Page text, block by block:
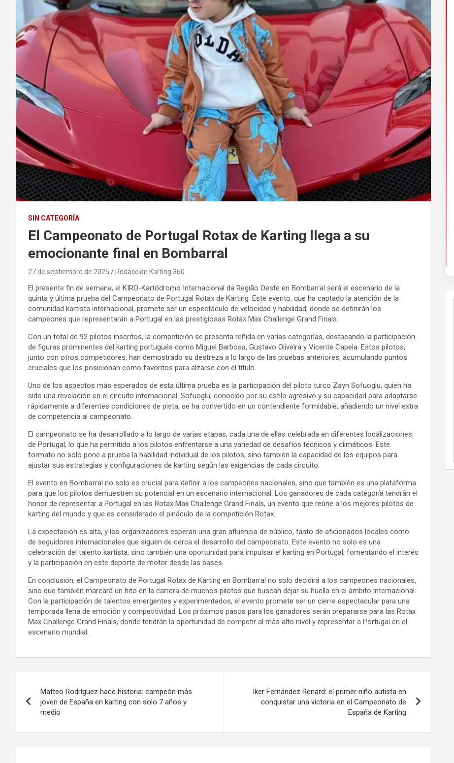
SIN CATEGORÍA
El Campeonato de Portugal Rotax de Karting llega a su
emocionante final en Bombarral
27 de septiembre de 2025 Redacción Karting 360
El presente fin de semana, el KIRO-Kartódromo Internacional da Região Oeste en Bombarral será el escenario de la
quinta y última prueba del Campeonato de Portugal Rotax de Karting. Este evento, que ha captado la atención de la
comunidad kartista internacional, promete ser un espectáculo de velocidad y habilidad, donde se definirán los
campeones que representarán a Portugal en las prestigiosas Rotax Max Challenge Grand Finals.
Con un total de 92 pilotos inscritos, la competición se presenta reñida en varias categorías, destacando la participación
de figuras prominentes del karting portugués como Miguel Barbosa, Gustavo Oliveira y Vicente Capela. Estos pilotos,
junto con otros competidores, han demostrado su destreza a lo largo de las pruebas anteriores, acumulando puntos
cruciales que los posicionan como favoritos para alzarse con el título.
Uno de los aspectos más esperados de esta última prueba es la participación del piloto turco Zayn Sofuoglu, quien ha
sido una revelación en el circuito internacional. Sofuoglu, conocido por su estilo agresivo y su capacidad para adaptarse
rápidamente a diferentes condiciones de pista, se ha convertido en un contendiente formidable, añadiendo un nivel extra
de competencia al campeonato.
El campeonato se ha desarrollado a lo largo de varias etapas, cada una de ellas celebrada en diferentes localizaciones
de Portugal, lo que ha permitido a los pilotos enfrentarse a una variedad de desafíos técnicos y climáticos. Este
formato no solo pone a prueba la habilidad individual de los pilotos, sino también la capacidad de los equipos para
ajustar sus estrategias y configuraciones de karting según las exigencias de cada circuito.
El evento en Bombarral no solo es crucial para definir a los campeones nacionales, sino que también es una plataforma
para que los pilotos demuestren su potencial en un escenario internacional. Los ganadores de cada categoría tendrán el
honor de representar a Portugal en las Rotax Max Challenge Grand Finals, un evento que reúne a los mejores pilotos de
karting del mundo y que es considerado el pináculo de la competición Rotax.
La expectación es alta, y los organizadores esperan una gran afluencia de público, tanto de aficionados locales como
de seguidores internacionales que siguen de cerca el desarrollo del campeonato. Este evento no solo es una
celebración del talento kartista, sino también una oportunidad para impulsar el karting en Portugal, fomentando el interés
y la participación en este deporte de motor desde las bases.
En conclusión, el Campeonato de Portugal Rotax de Karting en Bombarral no solo decidirá a los campeones nacionales,
sino que también marcará un hito en la carrera de muchos pilotos que buscan dejar su huella en el ámbito internacional.
Con la participación de talentos emergentes y experimentados, el evento promete ser un cierre espectacular para una
temporada llena de emoción y competitividad. Los próximos pasos para los ganadores serán prepararse para las Rotax
Max Challenge Grand Finals, donde tendrán la oportunidad de competir al más alto nivel y representar a Portugal en el
escenario mundial.
de
Matteo Rodríguez hace historia: campeón más
joven de España en karting con solo 7 años y
medio
Iker Fernández Renard: el primer niño autista en
conquistar una victoria en el Campeonato de
España de Karting